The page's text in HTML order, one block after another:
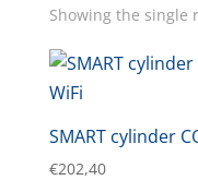
Showing the single
SMART cylinder
€202,40